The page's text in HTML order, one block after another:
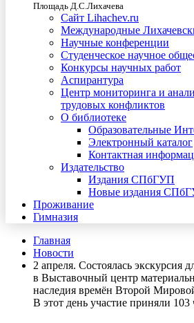
Площадь Д.С.Лихачева
Сайт Lihachev.ru
Международные
Научные конференции
Студенческое научное
Конкурсы научных работ
Аспирантура
Центр мониторинга и
трудовых конфликтов
О библиотеке
Образовательные
Электронный каталог
Контактная
Издательство
Издания СПбГУП
Новые издания
Проживание
Гимназия
Главная
Новости
2 апреля. Состоялась экскурсия
в Выставочный центр
наследия времён Второй
В этот день участие приняли 103